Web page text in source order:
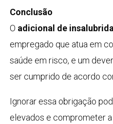
Conclusão
O adicional de
empregado que atua em
saúde em risco, e um
ser cumprido de acordo
Ignorar essa obrigação
elevados e comprometer